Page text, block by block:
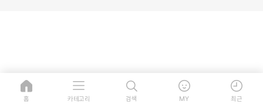
홈 카테고리 검색 MY 최근